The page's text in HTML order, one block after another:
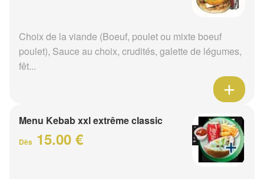
Choix de la viande (Boeuf, poulet ou mixte boeuf
poulet), Sauce au choix, crudités, galette de légumes,
fêt...
Menu Kebab xxl extrême classic
Dès 15.00 €